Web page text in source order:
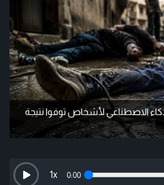
الاصطناعي لأشخاص توفوا نتيجة
0:00
1x